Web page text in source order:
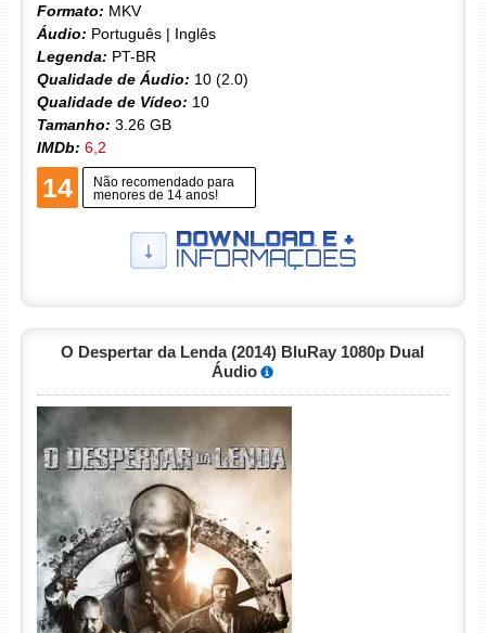
Formato: MKV
Áudio: Português | Inglês
Legenda: PT-BR
Qualidade de Áudio: 10 (2.0)
Qualidade de Vídeo: 10
Tamanho: 3.26 GB
IMDb: 6,2
14
Não recomendado para
menores de 14 anos!
O Despertar da Lenda (2014) BluRay 1080p Dual
Áudio